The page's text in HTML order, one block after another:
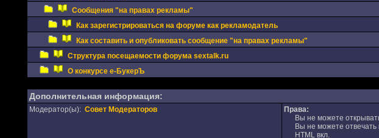
Сообщения "на правах рекламы"
Как зарегистрироваться на форуме как рекламодатель
Как составить и опубликовать сообщение "на правах рекламы"
Структура посещаемости форума sextalk.ru
О конкурсе е-БукерЪ
Дополнительная информация:
Модератор(ы): Совет Модераторов
Права:
Вы не можете
Вы не можете отвечать
HTML вкл.